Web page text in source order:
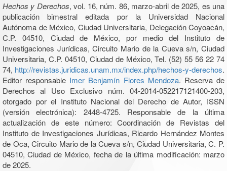
Hechos y Derechos, vol. 16, núm. 86, marzo-abril de 2025, es una
publicación bimestral editada por la Universidad Nacional
Autónoma de México, Ciudad Universitaria, Delegación Coyoacán,
C.P. 04510, Ciudad de México, por medio del Instituto de
Investigaciones Jurídicas, Circuito Mario de la Cueva s/n, Ciudad
Universitaria, C.P. 04510, Ciudad de México, Tel. (52) 55 56 22 74
74, http://revistas.juridicas.unam.mx/index.php/hechos-y-derechos.
Editor responsable Imer Benjamín Flores Mendoza. Reserva de
Derechos al Uso Exclusivo núm. 04-2014-052217121400-203,
otorgado por el Instituto Nacional del Derecho de Autor, ISSN
(versión electrónica): 2448-4725. Responsable de la última
actualización de este número: Coordinación de Revistas del
Instituto de Investigaciones Jurídicas, Ricardo Hernández Montes
de Oca, Circuito Mario de la Cueva s/n, Ciudad Universitaria, C. P.
04510, Ciudad de México, fecha de la última modificación: marzo
de 2025.